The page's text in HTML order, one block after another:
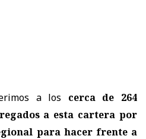
a los cerca de 264
a esta cartera por
para hacer frente a